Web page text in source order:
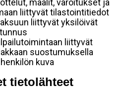
maalit, varoitukset ja
liittyvät tilastointitiedot
liittyvät yksilöivät
liittyvät
suostumuksella
kuva
tietolähteet